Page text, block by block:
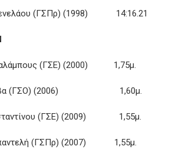
(ΓΣΠρ) (1998) 14:16.21
(ΓΣΕ) (2000) 1,75μ.
(ΓΣΟ) (2006) 1,60μ.
(ΓΣΕ) (2009) 1,55μ.
(ΓΣΠρ) (2007) 1,55μ.